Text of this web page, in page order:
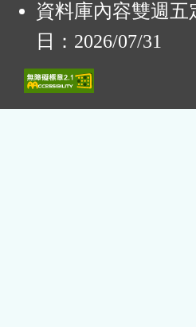
資料庫內容雙週
日：2026/07/31